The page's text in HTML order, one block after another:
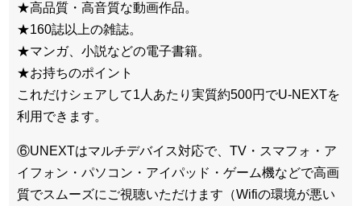
★高品質・高音質な動画作品。
★160誌以上の雑誌。
★マンガ、小説などの電子書籍。
★お持ちのポイント
これだけシェアして1人あたり実質約500円でU-NEXTを
利用できます。
⑥UNEXTはマルチデバイス対応で、TV・スマフォ・ア
イフォン・パソコン・アイパッド・ゲーム機などで高画
質でスムーズにご視聴いただけます（Wifiの環境が悪い